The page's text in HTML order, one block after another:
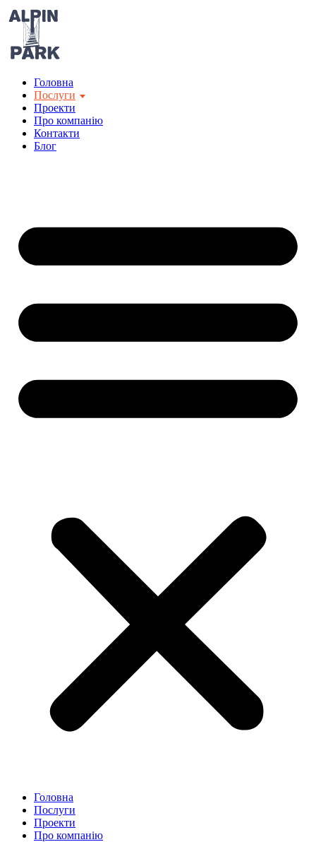
Перейти
до
вмісту
Головна
Послуги
Проекти
Про компанію
Контакти
Блог
Головна
Послуги
Проекти
Про компанію